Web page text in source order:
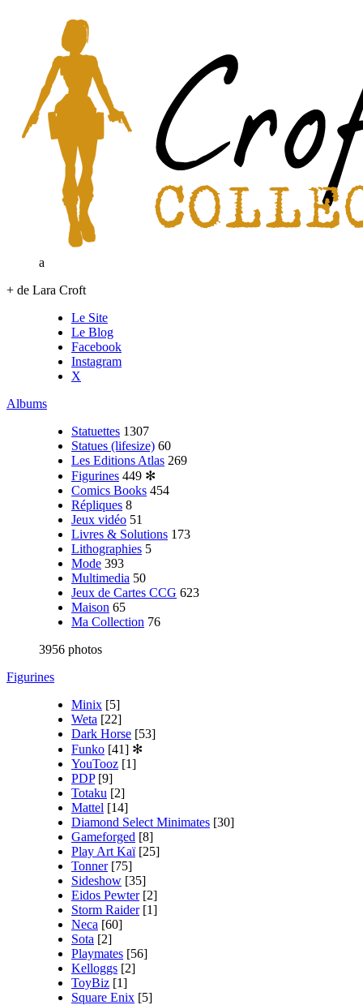
a
+ de Lara Croft
Le Site
Le Blog
Facebook
Instagram
X
Albums
Statuettes 1307
Statues (lifesize) 60
Les Editions Atlas 269
Figurines 449 ✻
Comics Books 454
Répliques 8
Jeux vidéo 51
Livres & Solutions 173
Lithographies 5
Mode 393
Multimedia 50
Jeux de Cartes CCG 623
Maison 65
Ma Collection 76
3956 photos
Figurines
Minix [5]
Weta [22]
Dark Horse [53]
Funko [41] ✻
YouTooz [1]
PDP [9]
Totaku [2]
Mattel [14]
Diamond Select Minimates [30]
Gameforged [8]
Play Art Kaï [25]
Tonner [75]
Sideshow [35]
Eidos Pewter [2]
Storm Raider [1]
Neca [60]
Sota [2]
Playmates [56]
Kelloggs [2]
ToyBiz [1]
Square Enix [5]